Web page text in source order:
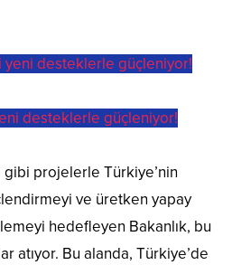
desteklerle güçleniyor!
projelerle Türkiye’nin
ve üretken yapay
hedefleyen Bakanlık, bu
atıyor. Bu alanda, Türkiye’de